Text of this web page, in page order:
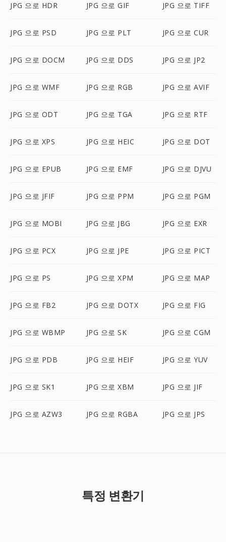
JPG 으로 HDR JPG 으로 GIF JPG 으로 TIFF
JPG 으로 PSD JPG 으로 PLT JPG 으로 CUR
JPG 으로 DOCM JPG 으로 DDS JPG 으로 JP2
JPG 으로 WMF JPG 으로 RGB JPG 으로 AVIF
JPG 으로 ODT JPG 으로 TGA JPG 으로 RTF
JPG 으로 XPS JPG 으로 HEIC JPG 으로 DOT
JPG 으로 EPUB JPG 으로 EMF JPG 으로 DJVU
JPG 으로 JFIF JPG 으로 PPM JPG 으로 PGM
JPG 으로 MOBI JPG 으로 JBG JPG 으로 EXR
JPG 으로 PCX JPG 으로 JPE JPG 으로 PICT
JPG 으로 PS JPG 으로 XPM JPG 으로 MAP
JPG 으로 FB2 JPG 으로 DOTX JPG 으로 FIG
JPG 으로 WBMP JPG 으로 SK JPG 으로 CGM
JPG 으로 PDB JPG 으로 HEIF JPG 으로 YUV
JPG 으로 SK1 JPG 으로 XBM JPG 으로 JIF
JPG 으로 AZW3 JPG 으로 RGBA JPG 으로 JPS
특정 변환기